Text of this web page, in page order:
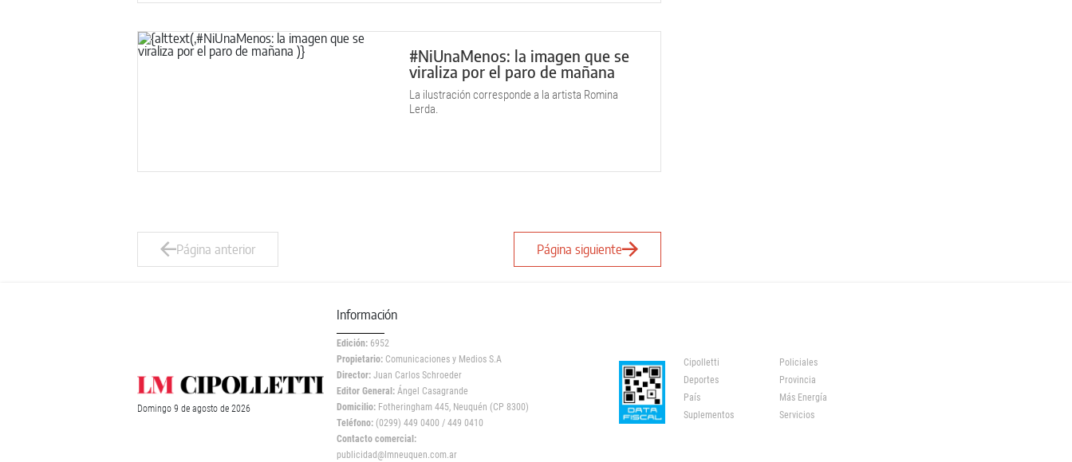
#NiUnaMenos: la imagen que se
viraliza por el paro de mañana
La ilustración corresponde a la artista Romina
Lerda.
Página anterior Página siguiente
Domingo 9 de agosto de 2026
Información
Edición: 6952
Propietario: Comunicaciones y Medios S.A
Director: Juan Carlos Schroeder
Editor General: Ángel Casagrande
Domicilio: Fotheringham 445, Neuquén (CP 8300)
Teléfono: (0299) 449 0400 / 449 0410
Contacto comercial:
publicidad@lmneuquen.com.ar
Cipolletti
Policiales
Deportes
Provincia
País
Más Energía
Suplementos
Servicios